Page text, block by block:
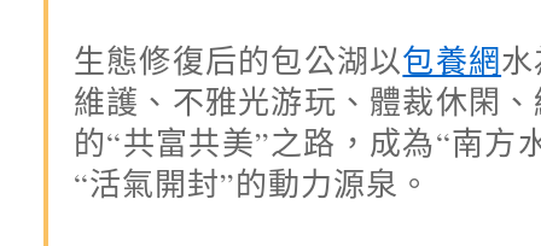
生態修復后的包公湖以包養網
維護、不雅光游玩、體裁休閑
的“共富共美”之路，成為“南方
“活氣開封”的動力源泉。